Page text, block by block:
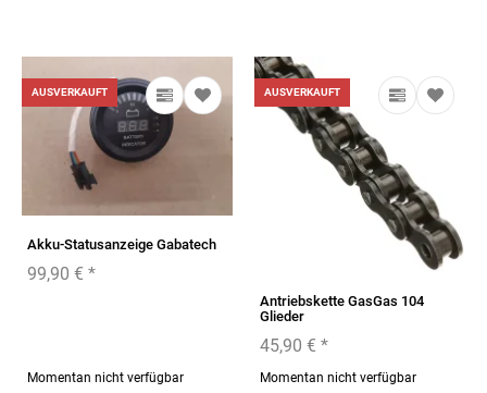
AUSVERKAUFT
Akku-Statusanzeige Gabatech
99,90 € *
Momentan nicht verfügbar
AUSVERKAUFT
Antriebskette GasGas 104
Glieder
45,90 € *
Momentan nicht verfügbar